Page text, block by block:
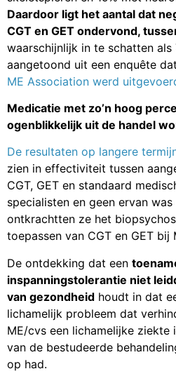
Daardoor ligt het aantal dat
CGT en GET ondervond,
waarschijnlijk in te schatten als
aangetoond uit een enquête
ME Association werd
Medicatie met zo’n hoog
ogenblikkelijk uit de handel
De resultaten op langere
zien in effectiviteit tussen
CGT, GET en standaard
specialisten en geen ervan
ontkrachtten ze het
toepassen van CGT en GET bij
De ontdekking dat een
inspanningstolerantie niet
van gezondheid houdt in dat
lichamelijk probleem dat
ME/cvs een lichamelijke ziekte
van de bestudeerde
op had.